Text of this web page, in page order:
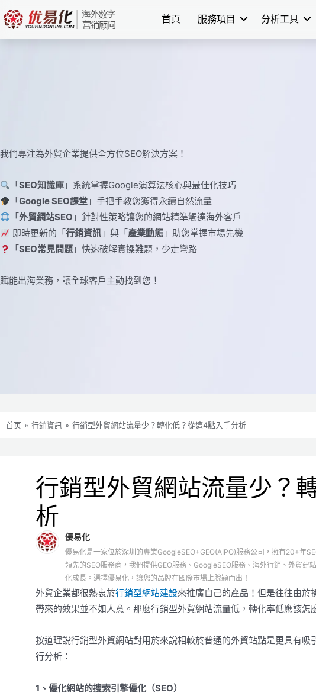
Skip
to
content
首頁 服務項目 分析工具
我們專注為外貿企業提供全方位SEO解決方案！
「SEO知識庫 」系統掌握Google演算法核心與最佳化技巧
「Google SEO課堂 」手把手教您獲得永續自然流量
「外貿網站SEO 」針對性策略讓您的網站精準觸達海外客戶
即時更新的「行銷資訊 」與「產業動態 」助您掌握市場先機
「SEO常見問題 」快速破解實操難題，少走彎路
賦能出海業務，讓全球​​客戶主動找到您！
首页 » 行銷資訊 » 行銷型外貿網站流量少？轉化低？從這4點入手分析
行銷型外貿網站流量少？
析
優易化
優易化是一家位於深圳的專業GoogleSEO+GEO(AIPO)服務公司，擁有20+年
領先的SEO服務商，我們提供GEO服務、GoogleSEO服務、海外行銷、外貿
化成長。選擇優易化，讓您的品牌在國際市場上脫穎而出！
外貿企業都很熱衷於行銷型網站建設來推廣自己的產品！但是往往由
帶來的效果並不如人意。那麼行銷型外貿網站流量低，轉化率低應該怎
按道理說行銷型外貿網站對用於來說相較於普通的外貿站點是更具有
行分析：
1、優化網站的搜索引擎優化（SEO）